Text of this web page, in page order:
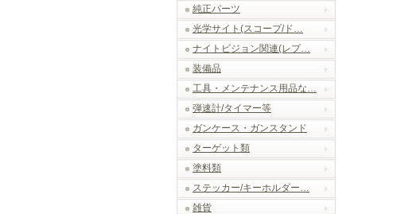
純正パーツ
光学サイト(スコープ/ド…
ナイトビジョン関連(レプ…
装備品
工具・メンテナンス用品な…
弾速計/タイマー等
ガンケース・ガンスタンド
ターゲット類
塗料類
ステッカー/キーホルダー…
雑貨